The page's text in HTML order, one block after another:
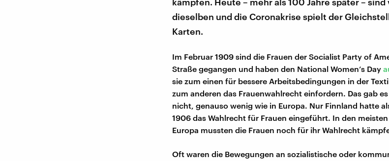
dieselben und die Coronakrise spielt der
Karten.
Im Februar 1909 sind die Frauen der Socialist Party of
Straße gegangen und haben den National Women’s Day
sie zum einen für bessere Arbeitsbedingungen in der
zum anderen das Frauenwahlrecht einfordern. Das gab
nicht, genauso wenig wie in Europa. Nur Finnland hatte
1906 das Wahlrecht für Frauen eingeführt. In den
Europa mussten die Frauen noch für ihr Wahlrecht
Oft waren die Bewegungen an sozialistische oder